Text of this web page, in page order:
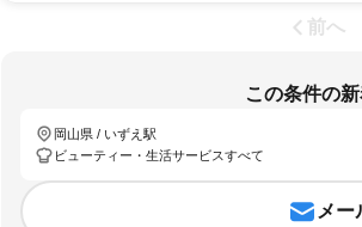
前へ
この条件の
岡山県 / いずえ駅
ビューティー・生活サービスすべて
メー